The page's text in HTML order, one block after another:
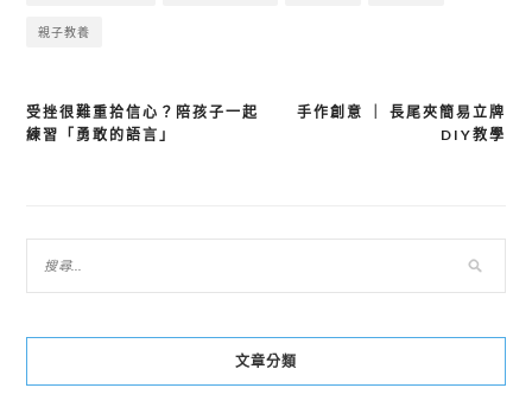
親子教養
文
覽
手作創意 ｜ 長尾夾簡易立牌
DIY教學
受挫很難重拾信心？陪孩子一起
練習「勇敢的語言」
文章分類